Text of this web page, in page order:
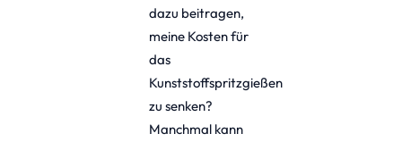
dazu beitragen,
meine Kosten für
das
Kunststoffspritzgießen
zu senken?
Manchmal kann